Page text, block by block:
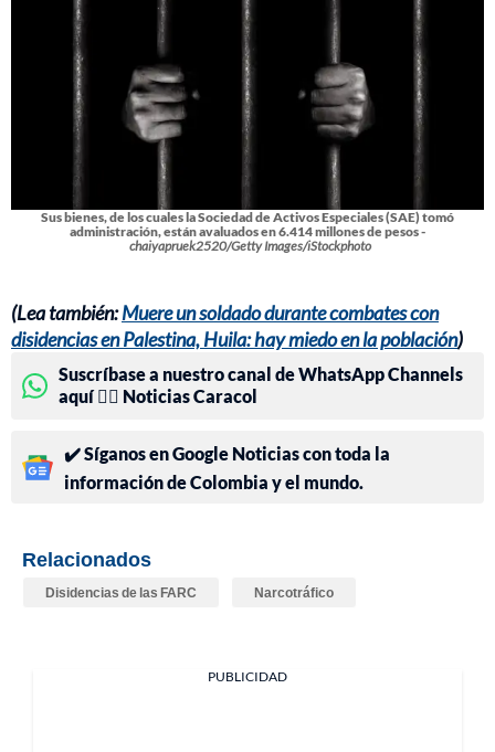
Sus bienes, de los cuales la Sociedad de Activos Especiales (SAE) tomó
administración, están avaluados en 6.414 millones de pesos -
chaiyapruek2520/Getty Images/iStockphoto
(Lea también:Muere un soldado durante combates con
disidencias en Palestina, Huila: hay miedo en la población)
Suscríbase a nuestro canal de WhatsApp Channels
aquí 👉🏻 Noticias Caracol
✔️ Síganos en Google Noticias con toda la
información de Colombia y el mundo.
Relacionados
Disidencias de las FARC Narcotráfico
PUBLICIDAD